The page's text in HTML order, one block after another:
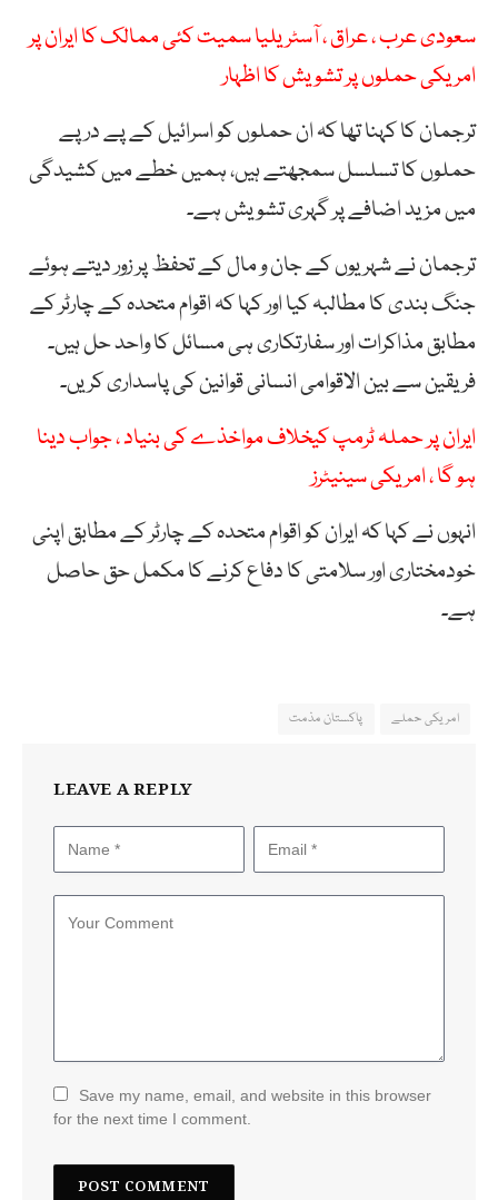
سعودی عرب ، عراق ، آسٹریلیا سمیت کئی ممالک کا ایران پر
امریکی حملوں پر تشویش کا اظہار
ترجمان کا کہنا تھا کہ ان حملوں کو اسرائیل کے پے در پے
حملوں کا تسلسل سمجھتے ہیں، ہمیں خطے میں کشیدگی
میں مزید اضافے پر گہری تشویش ہے۔
ترجمان نے شہریوں کے جان و مال کے تحفظ پر زور دیتے ہوئے
جنگ بندی کا مطالبہ کیا اور کہا کہ اقوام متحدہ کے چارٹر کے
مطابق مذاکرات اور سفارتکاری ہی مسائل کا واحد حل ہیں۔
فریقین سے بین الاقوامی انسانی قوانین کی پاسداری کریں۔
ایران پر حملہ ٹرمپ کیخلاف مواخذے کی بنیاد ، جواب دینا
ہو گا ، امریکی سینیٹرز
انہوں نے کہا کہ ایران کو اقوام متحدہ کے چارٹر کے مطابق اپنی
خودمختاری اور سلامتی کا دفاع کرنے کا مکمل حق حاصل
ہے۔
امریکی حملے پاکستان مذمت
LEAVE A REPLY
Save my name, email, and website in this browser
for the next time I comment.